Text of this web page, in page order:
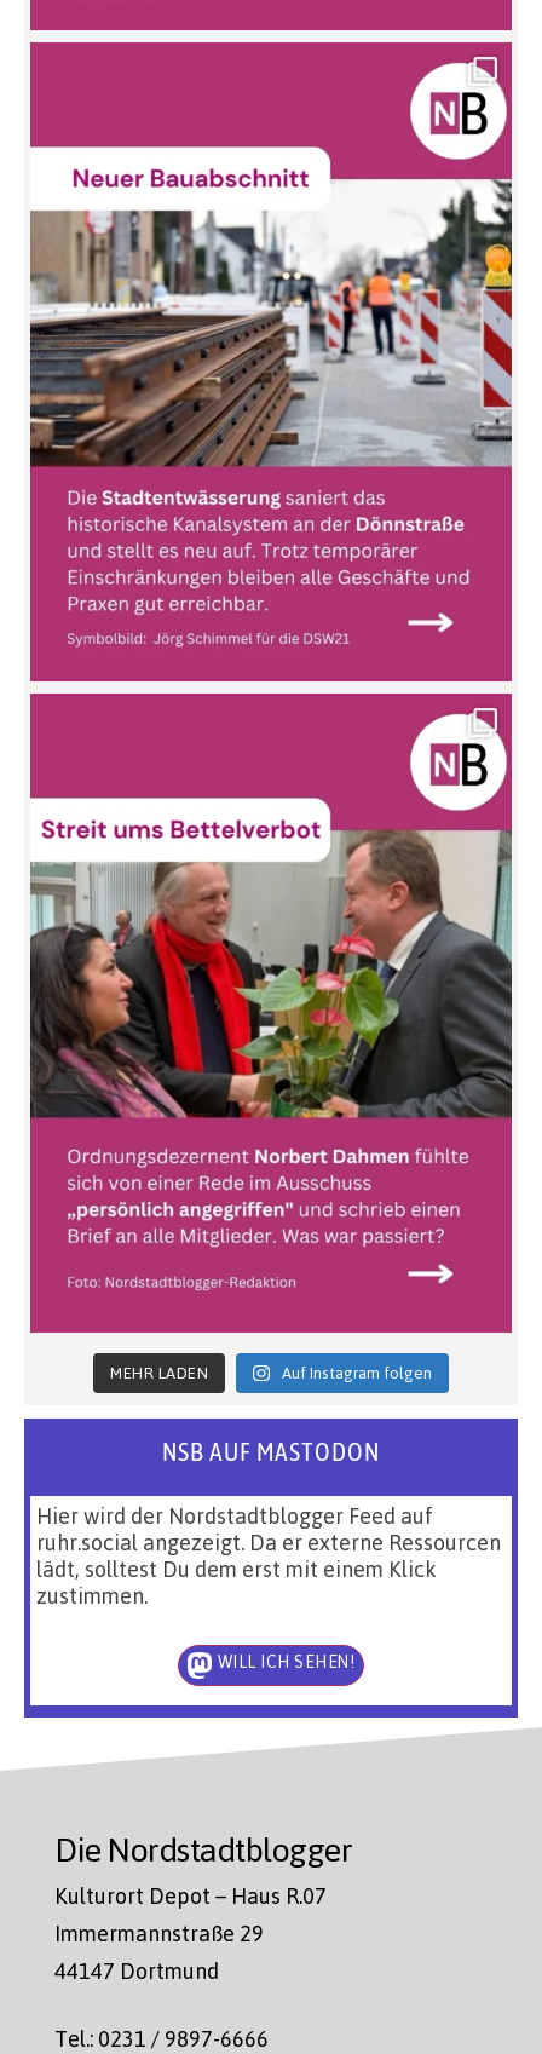
MEHR LADEN Auf Instagram folgen
NSB AUF MASTODON
Hier wird der Nordstadtblogger Feed auf
ruhr.social angezeigt. Da er externe Ressourcen
lädt, solltest Du dem erst mit einem Klick
zustimmen.
WILL ICH SEHEN!
Die Nordstadtblogger
Kulturort Depot – Haus R.07
Immermannstraße 29
44147 Dortmund
Tel.: 0231 / 9897-6666